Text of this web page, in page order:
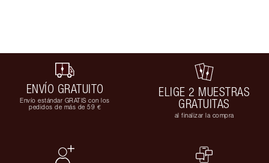
ENVÍO GRATUITO
Envío estándar GRATIS con los
pedidos de más de 59 €
ELIGE 2 MUESTRAS
GRATUITAS
al finalizar la compra